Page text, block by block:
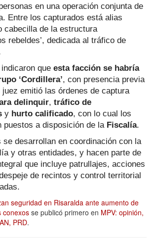
en una operación conjunta de
Entre los capturados está alias
cabecilla de la estructura
rebeldes’, dedicada al tráfico de
que esta facción se habría
‘Cordillera’, con presencia previa
emitió las órdenes de captura
delinquir, tráfico de
y hurto calificado, con lo cual los
puestos a disposición de la Fiscalía.
se desarrollan en coordinación con la
y otras entidades, y hacen parte de
que incluye patrullajes, acciones
de recintos y control territorial
seguridad en Risaralda ante aumento de
conexosse publicó primero en MPV: opinión,
PRD.